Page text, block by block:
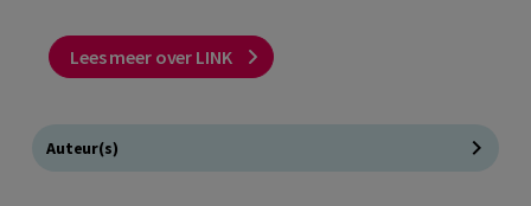
Lees meer over LINK
Auteur(s)